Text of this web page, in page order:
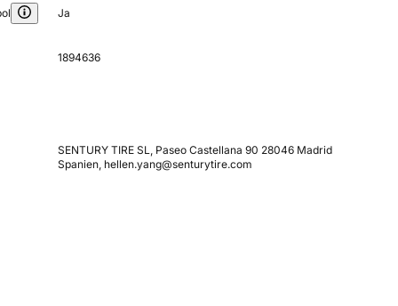
Ja
1894636
SENTURY TIRE SL, Paseo Castellana 90 28046 Madrid
Spanien, hellen.yang@senturytire.com